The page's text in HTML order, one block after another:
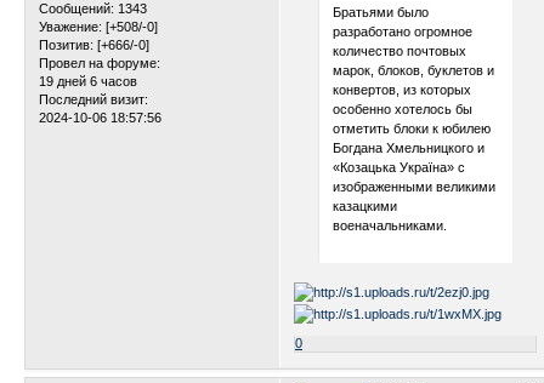
Сообщений: 1343
Уважение: [+508/-0]
Позитив: [+666/-0]
Провел на форуме:
19 дней 6 часов
Последний визит:
2024-10-06 18:57:56
Братьями было
разработано огромное
количество почтовых
марок, блоков, буклетов и
конвертов, из которых
особенно хотелось бы
отметить блоки к юбилею
Богдана Хмельницкого и
«Козацька Україна» с
изображенными великими
казацкими
военачальниками.
0